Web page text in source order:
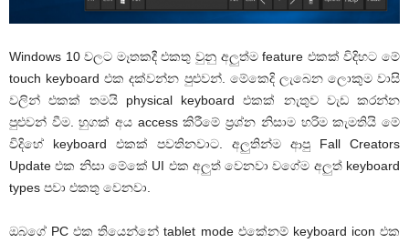
Windows 10 වලට මෑතකදී එකතු වුනු අලුත්ම feature එකක් විදිහට මේ
touch keyboard එක දක්වන්න පුළුවන්. මේකෙදි ලැබෙන ලොකුම වාසි
වලින් එකක් තමයි physical keyboard එකක් නැතුව වැඩ කරන්න
පුළුවන් වීම. හුගක් අය access කිරීමේ ප්‍රශ්න නිසාම හරිම කැමතියි මේ
විදිහේ keyboard එකක් පවතිනවාට. අලුතින්ම ආපු Fall Creators
Update එක නිසා මේකේ UI එක අලුත් වෙනවා වගේම අලුත් keyboard
types පවා එකතු වෙනවා.
ඔබගේ PC එක තියෙන්නේ tablet mode එකේනම් keyboard icon එක